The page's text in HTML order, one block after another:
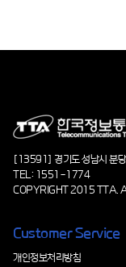
[13591] 경기도 성남시 분
TEL: 1551-1774
COPYRIGHT 2015 TTA.
Customer Service
개인정보처리방침